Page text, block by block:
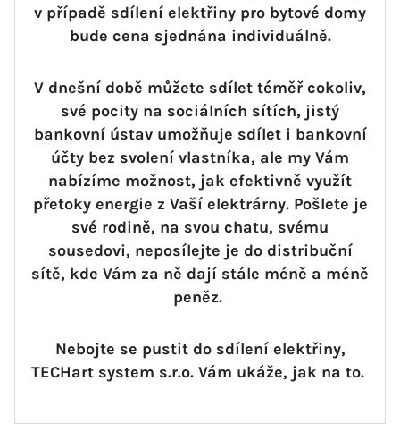
v případě sdílení elektřiny pro bytové domy
bude cena sjednána individuálně.
V dnešní době můžete sdílet téměř cokoliv,
své pocity na sociálních sítích, jistý
bankovní ústav umožňuje sdílet i bankovní
účty bez svolení vlastníka, ale my Vám
nabízíme možnost, jak efektivně využít
přetoky energie z Vaší elektrárny. Pošlete je
své rodině, na svou chatu, svému
sousedovi, neposílejte je do distribuční
sítě, kde Vám za ně dají stále méně a méně
peněz.
Nebojte se pustit do sdílení elektřiny,
TECHart system s.r.o. Vám ukáže, jak na to.